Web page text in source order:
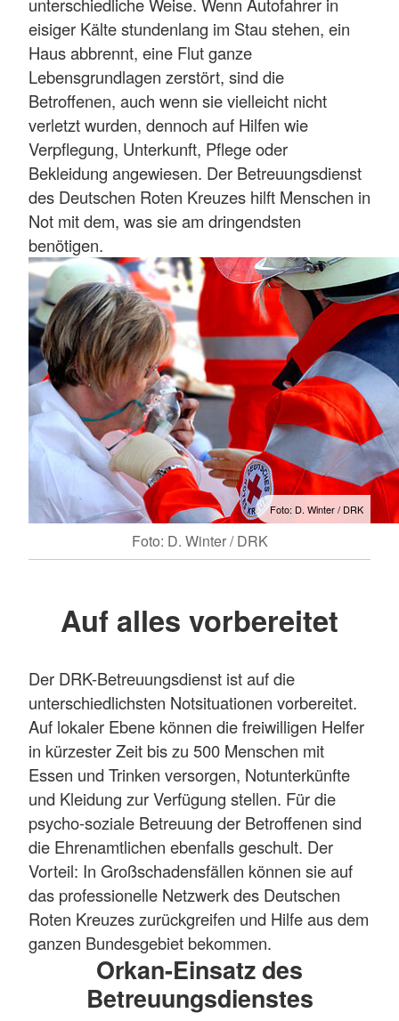
unterschiedliche Weise. Wenn Autofahrer in
eisiger Kälte stundenlang im Stau stehen, ein
Haus abbrennt, eine Flut ganze
Lebensgrundlagen zerstört, sind die
Betroffenen, auch wenn sie vielleicht nicht
verletzt wurden, dennoch auf Hilfen wie
Verpflegung, Unterkunft, Pflege oder
Bekleidung angewiesen. Der Betreuungsdienst
des Deutschen Roten Kreuzes hilft Menschen in
Not mit dem, was sie am dringendsten
benötigen.
Foto: D. Winter / DRK
Foto: D. Winter / DRK
Auf alles vorbereitet
Der DRK-Betreuungsdienst ist auf die
unterschiedlichsten Notsituationen vorbereitet.
Auf lokaler Ebene können die freiwilligen Helfer
in kürzester Zeit bis zu 500 Menschen mit
Essen und Trinken versorgen, Notunterkünfte
und Kleidung zur Verfügung stellen. Für die
psycho-soziale Betreuung der Betroffenen sind
die Ehrenamtlichen ebenfalls geschult. Der
Vorteil: In Großschadensfällen können sie auf
das professionelle Netzwerk des Deutschen
Roten Kreuzes zurückgreifen und Hilfe aus dem
ganzen Bundesgebiet bekommen.
Orkan-Einsatz des
Betreuungsdienstes